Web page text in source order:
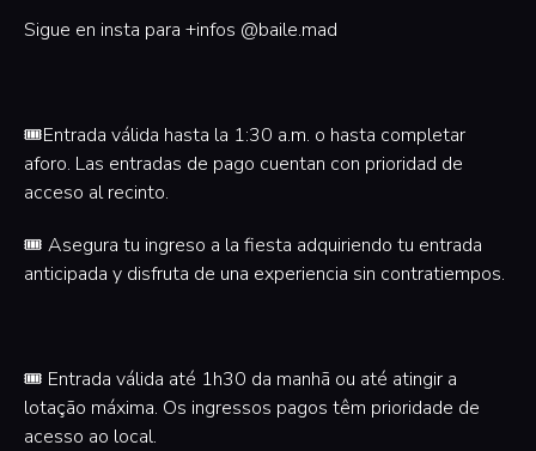
Sigue en insta para +infos @baile.mad
🎟️Entrada válida hasta la 1:30 a.m. o hasta completar
aforo. Las entradas de pago cuentan con prioridad de
acceso al recinto.
🎟️ Asegura tu ingreso a la fiesta adquiriendo tu entrada
anticipada y disfruta de una experiencia sin contratiempos.
🎟️ Entrada válida até 1h30 da manhã ou até atingir a
lotação máxima. Os ingressos pagos têm prioridade de
acesso ao local.